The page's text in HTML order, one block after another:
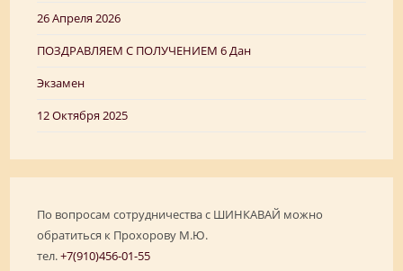
26 Апреля 2026
ПОЗДРАВЛЯЕМ C ПОЛУЧЕНИЕМ 6 Дан
Экзамен
12 Октября 2025
По вопросам сотрудничества с ШИНКАВАЙ можно
обратиться к Прохорову М.Ю.
тел.+7(910)456-01-55